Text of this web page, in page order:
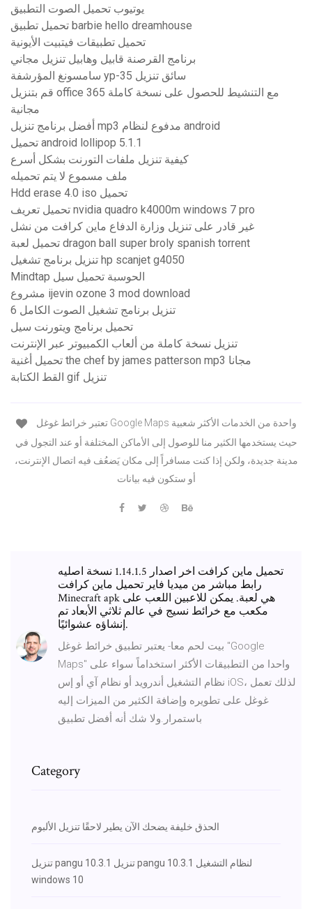
يوتيوب تحميل الصوت التطبيق
تحميل تطبيق barbie hello dreamhouse
تحميل تطبيقات فيتبيت الأيونية
برنامج القرصنة قابيل وهابيل تنزيل مجاني
سامسونغ المؤرشفة yp-35 سائق تنزيل
قم بتنزيل office 365 مع التنشيط للحصول على نسخة كاملة
مجانية
أفضل برنامج تنزيل mp3 مدفوع لنظام android
تحميل android lollipop 5.1.1
كيفية تنزيل ملفات التورنت بشكل أسرع
ملف مسموع لا يتم تحميله
Hdd erase 4.0 iso تحميل
تحميل تعريف nvidia quadro k4000m windows 7 pro
غير قادر على تنزيل وزارة الدفاع ماين كرافت من نشل
تحميل لعبة dragon ball super broly spanish torrent
تنزيل برنامج تشغيل hp scanjet g4050
Mindtap الحوسبة تحميل سيل
مشروع ijevin ozone 3 mod download
تنزيل برنامج تشغيل الصوت الكامل 6
تحميل برنامج ويتورنت سيل
تنزيل نسخة كاملة من ألعاب الكمبيوتر عبر الإنترنت
تحميل أغنية the chef by james patterson mp3 مجانا
القط الكتابة gif تنزيل
حيث يستخدمها الكثير منا للوصول إلى الأماكن المختلفة أو عند التجول في
مدينة جديدة، ولكن إذا كنت مسافراً إلى مكان يَضعُف فيه اتصال الإنترنت،
أو ستكون فيه بيانات
تحميل ماين كرافت اخر اصدار 1.14.1.5 نسخة اصليه
رابط مباشر من ميديا فاير تحميل ماين كرافت
Minecraft apk هي لعبة. يمكن للاعبين اللعب على
مكعب مع خرائط نسيج في عالم ثلاثي الأبعاد تم
إنشاؤه عشوائيًا.
بيت لحم معا- يعتبر تطبيق خرائط غوغل "Google
Maps" واحدا من التطبيقات الأكثر استخداماً سواء على
نظام التشغيل أندرويد أو نظام آي أو إس iOS، لذلك تعمل
غوغل على تطويره وإضافة الكثير من الميزات إليه
باستمرار.ولا شك أنه أفضل تطبيق
Category
الحذق خليفة يضحك الآن يطير لاحقًا تنزيل الألبوم
تنزيل pangu 10.3.1 تنزيل pangu 10.3.1 لنظام التشغيل
windows 10